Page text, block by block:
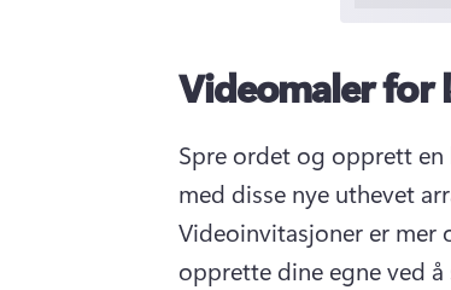
Videomaler for
Spre ordet og opprett
Videoinvitasjoner er mer
opprette dine egne ved